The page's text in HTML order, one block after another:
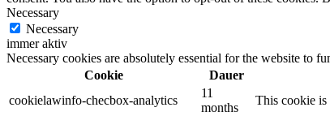
Necessary
Necessary
immer aktiv
Necessary cookies are absolutely essential for the website to
Cookie
Dauer
cookielawinfo-checbox-analytics
11
months
This cookie is